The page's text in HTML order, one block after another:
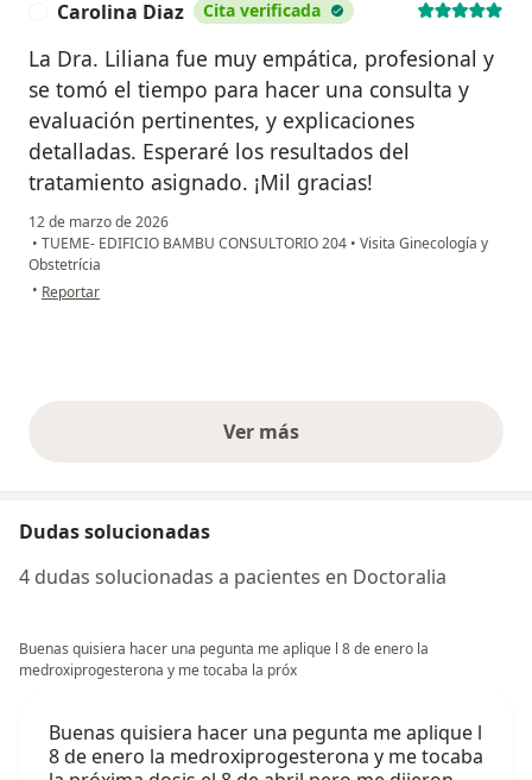
Carolina Diaz Cita verificada
La Dra. Liliana fue muy empática, profesional y
se tomó el tiempo para hacer una consulta y
evaluación pertinentes, y explicaciones
detalladas. Esperaré los resultados del
tratamiento asignado. ¡Mil gracias!
12 de marzo de 2026
• TUEME- EDIFICIO BAMBU CONSULTORIO 204 • Visita Ginecología y
Obstetrícia
• en opinión del usuario Carolina Diaz
Reportar
Ver másopiniones anteriores
Dudas solucionadas
4 dudas solucionadas a pacientes en Doctoralia
Buenas quisiera hacer una pegunta me aplique l 8 de enero la
medroxiprogesterona y me tocaba la próx
Buenas quisiera hacer una pegunta me aplique l
8 de enero la medroxiprogesterona y me tocaba